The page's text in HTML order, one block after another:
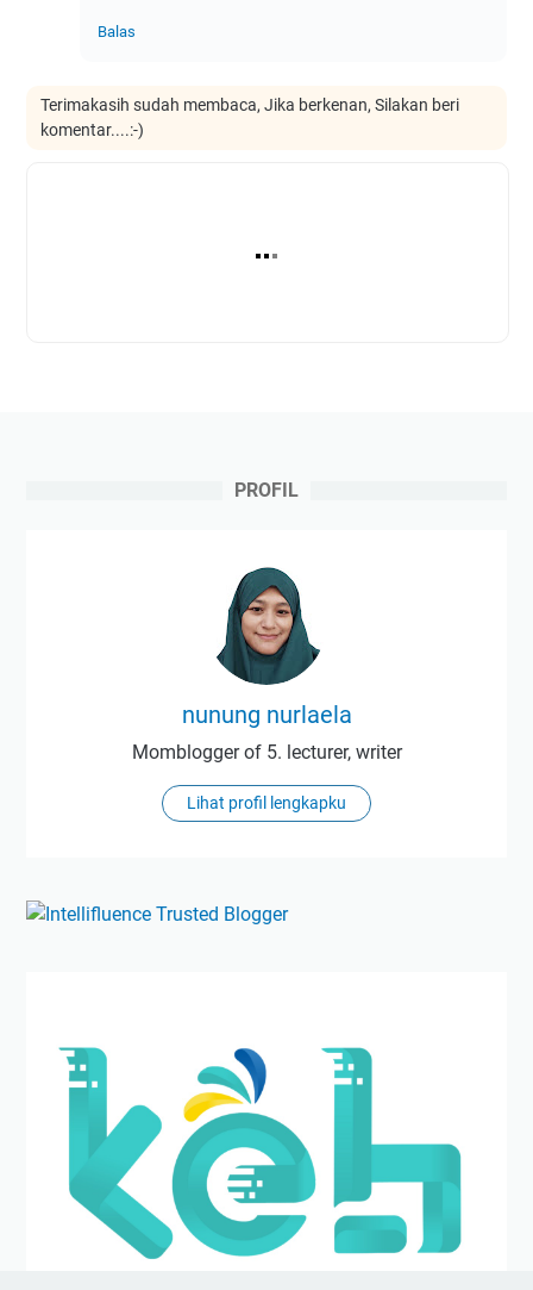
Balas
Terimakasih sudah membaca, Jika berkenan, Silakan beri
komentar....:-)
PROFIL
nunung nurlaela
Momblogger of 5. lecturer, writer
Lihat profil lengkapku